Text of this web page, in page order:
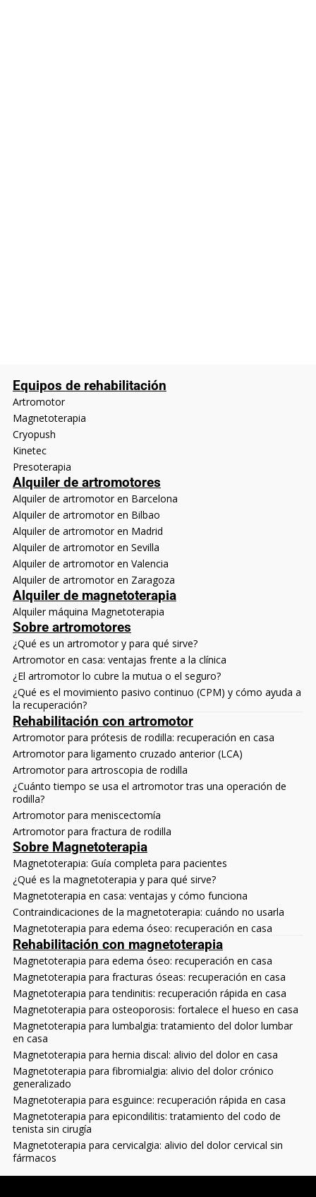
Equipos de rehabilitación
Artromotor
Magnetoterapia
Cryopush
Kinetec
Presoterapia
Alquiler de artromotores
Alquiler de artromotor en Barcelona
Alquiler de artromotor en Bilbao
Alquiler de artromotor en Madrid
Alquiler de artromotor en Sevilla
Alquiler de artromotor en Valencia
Alquiler de artromotor en Zaragoza
Alquiler de magnetoterapia
Alquiler máquina Magnetoterapia
Sobre artromotores
¿Qué es un artromotor y para qué sirve?
Artromotor en casa: ventajas frente a la clínica
¿El artromotor lo cubre la mutua o el seguro?
¿Qué es el movimiento pasivo continuo (CPM) y cómo ayuda a
la recuperación?
Rehabilitación con artromotor
Artromotor para prótesis de rodilla: recuperación en casa
Artromotor para ligamento cruzado anterior (LCA)
Artromotor para artroscopia de rodilla
¿Cuánto tiempo se usa el artromotor tras una operación de
rodilla?
Artromotor para meniscectomía
Artromotor para fractura de rodilla
Sobre Magnetoterapia
Magnetoterapia: Guía completa para pacientes
¿Qué es la magnetoterapia y para qué sirve?
Magnetoterapia en casa: ventajas y cómo funciona
Contraindicaciones de la magnetoterapia: cuándo no usarla
Magnetoterapia para edema óseo: recuperación en casa
Rehabilitación con magnetoterapia
Magnetoterapia para edema óseo: recuperación en casa
Magnetoterapia para fracturas óseas: recuperación en casa
Magnetoterapia para tendinitis: recuperación rápida en casa
Magnetoterapia para osteoporosis: fortalece el hueso en casa
Magnetoterapia para lumbalgia: tratamiento del dolor lumbar
en casa
Magnetoterapia para hernia discal: alivio del dolor en casa
Magnetoterapia para fibromialgia: alivio del dolor crónico
generalizado
Magnetoterapia para esguince: recuperación rápida en casa
Magnetoterapia para epicondilitis: tratamiento del codo de
tenista sin cirugía
Magnetoterapia para cervicalgia: alivio del dolor cervical sin
fármacos